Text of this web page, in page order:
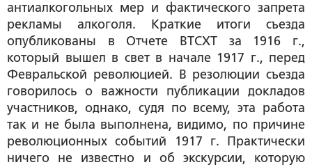
антиалкогольных мер и фактического запрета
рекламы алкоголя. Краткие итоги съезда
опубликованы в Отчете ВТСХТ за 1916 г.,
который вышел в свет в начале 1917 г., перед
Февральской революцией. В резолюции съезда
говорилось о важности публикации докладов
участников, однако, судя по всему, эта работа
так и не была выполнена, видимо, по причине
революционных событий 1917 г. Практически
ничего не известно и об экскурсии, которую